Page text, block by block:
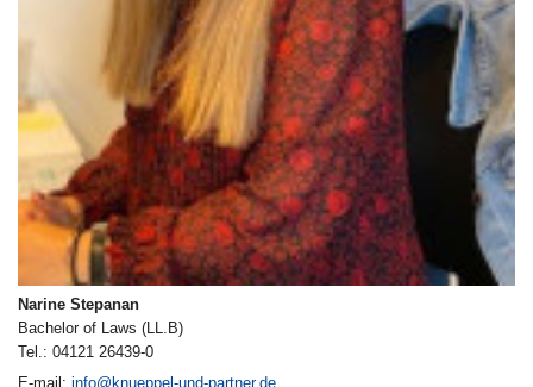
Narine Stepanan
Bachelor of Laws (LL.B)
Tel.: 04121 26439-0
E-mail: info@knueppel-und-partner.de